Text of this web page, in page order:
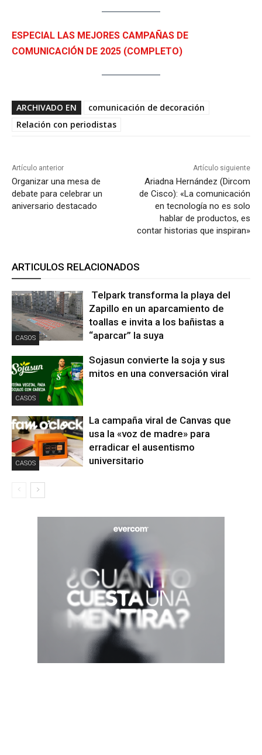
ESPECIAL LAS MEJORES CAMPAÑAS DE
COMUNICACIÓN DE 2025 (COMPLETO)
ARCHIVADO EN
comunicación de decoración
Relación con periodistas
Artículo anterior
Organizar una mesa de
debate para celebrar un
aniversario destacado
Artículo siguiente
Ariadna Hernández (Dircom
de Cisco): «La comunicación
en tecnología no es solo
hablar de productos, es
contar historias que inspiran»
ARTICULOS RELACIONADOS
CASOS
Telpark transforma la playa del
Zapillo en un aparcamiento de
toallas e invita a los bañistas a
“aparcar” la suya
CASOS
Sojasun convierte la soja y sus
mitos en una conversación viral
CASOS
La campaña viral de Canvas que
usa la «voz de madre» para
erradicar el ausentismo
universitario